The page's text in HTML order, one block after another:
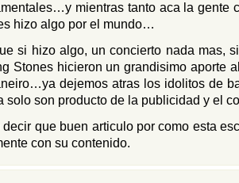
mientras tanto aca la gente
hizo algo por el mundo…
si hizo algo, un concierto nada mas,
Stones hicieron un grandisimo aporte
dejemos atras los idolitos de
solo son producto de la publicidad y el
decir que buen articulo por como esta
con su contenido.